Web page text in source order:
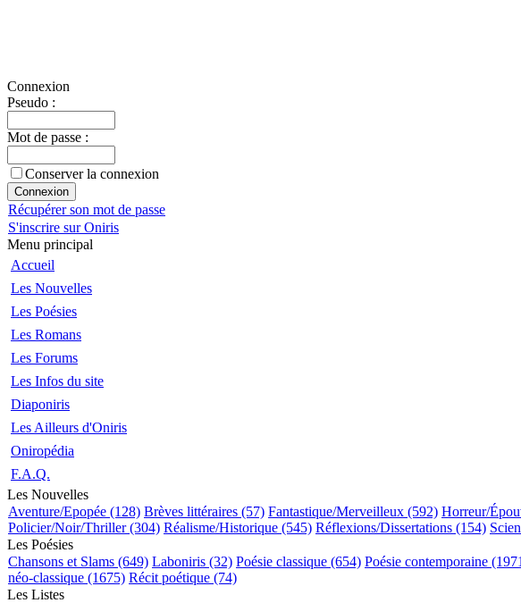
Connexion
Pseudo :
Mot de passe :
Conserver la connexion
Récupérer son mot de passe
S'inscrire sur Oniris
Menu principal
Accueil
Les Nouvelles
Les Poésies
Les Romans
Les Forums
Les Infos du site
Diaponiris
Les Ailleurs d'Oniris
Oniropédia
F.A.Q.
Les Nouvelles
Aventure/Epopée (128) Brèves littéraires (57) Fantastique/Merveilleux (592) Horreur/
Policier/Noir/Thriller (304) Réalisme/Historique (545) Réflexions/Dissertations (154)
Les Poésies
Chansons et Slams (649) Laboniris (32) Poésie classique (654) Poésie contemporaine
néo-classique (1675) Récit poétique (74)
Les Listes